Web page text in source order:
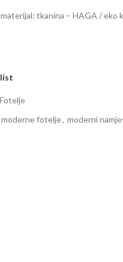
tkanina – HAGA / eko
Fotelje
moderne fotelje, moderni